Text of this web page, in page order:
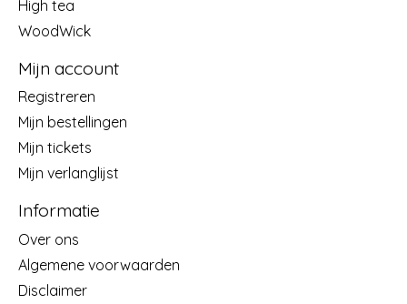
High tea
WoodWick
Mijn account
Registreren
Mijn bestellingen
Mijn tickets
Mijn verlanglijst
Informatie
Over ons
Algemene voorwaarden
Disclaimer